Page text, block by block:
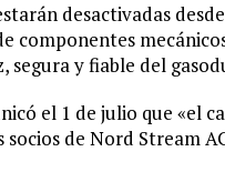
desactivadas
componentes
segura y fiable del
el 1 de julio que «el
de Nord Stream